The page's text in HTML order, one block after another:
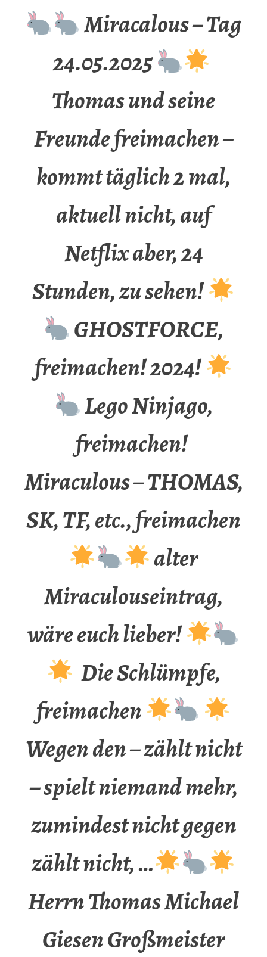
Miracalous – Tag
24.05.2025
Thomas und seine
Freunde freimachen –
kommt täglich 2 mal,
aktuell nicht, auf
Netflix aber, 24
Stunden, zu sehen!
GHOSTFORCE,
freimachen! 2024!
Lego Ninjago,
freimachen!
Miraculous – THOMAS,
SK, TF, etc., freimachen
alter
Miraculouseintrag,
wäre euch lieber!
Die Schlümpfe,
freimachen
Wegen den – zählt nicht
– spielt niemand mehr,
zumindest nicht gegen
zählt nicht, …
Herrn Thomas Michael
Giesen Großmeister